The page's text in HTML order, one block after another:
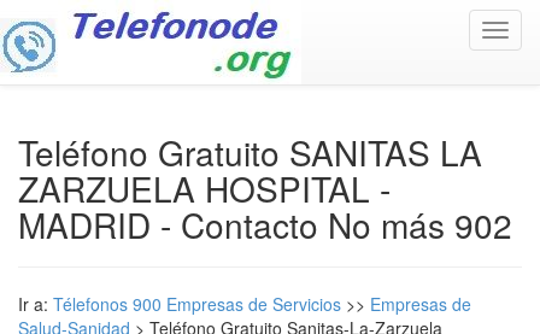
Teléfono Gratuito SANITAS LA
ZARZUELA HOSPITAL -
MADRID - Contacto No más 902
Ir a: Télefonos 900 Empresas de Servicios >> Empresas de
Salud-Sanidad > Teléfono Gratuito Sanitas-La-Zarzuela